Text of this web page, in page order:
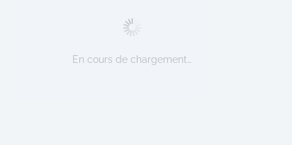
En cours de chargement…